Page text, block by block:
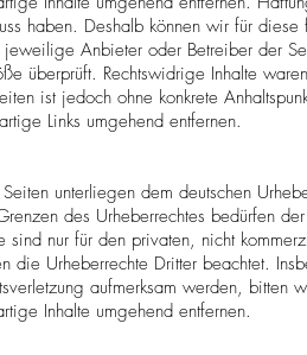
haben. Deshalb können wir für diese
Anbieter oder Betreiber der
überprüft. Rechtswidrige Inhalte
ist jedoch ohne konkrete
Links umgehend entfernen.
unterliegen dem deutschen
des Urheberrechtes bedürfen
nur für den privaten, nicht
Urheberrechte Dritter beachtet.
aufmerksam werden, bitten
Inhalte umgehend entfernen.